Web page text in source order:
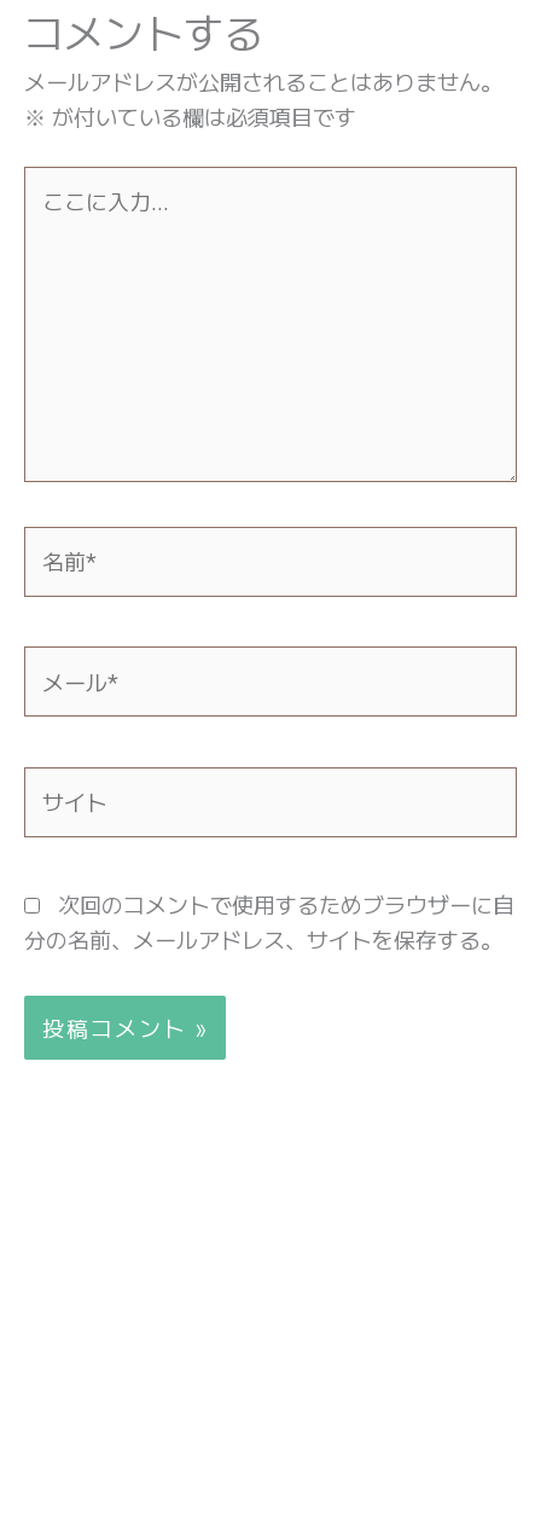
コメントする
メールアドレスが公開されることはありません。
※ が付いている欄は必須項目です
前
ー
*
次回のコメントで使用するためブラウザーに自
分の名前、メールアドレス、サイトを保存する。